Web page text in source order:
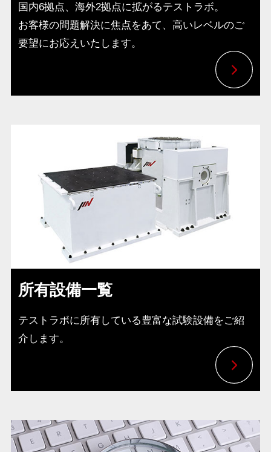
国内6拠点、海外2拠点に拡がるテストラボ。
お客様の問題解決に焦点をあて、高いレベルのご
要望にお応えいたします。
所有設備一覧
テストラボに所有している豊富な試験設備をご紹
介します。